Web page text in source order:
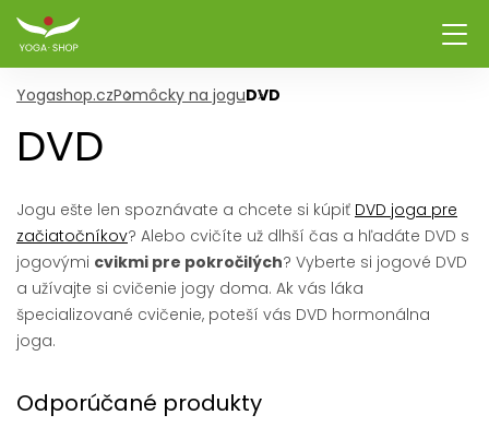
Yogashop.czPomôcky na joguDVD
DVD
Jogu ešte len spoznávate a chcete si kúpiť DVD joga pre
začiatočníkov? Alebo cvičíte už dlhší čas a hľadáte DVD s
jogovými cvikmi pre pokročilých? Vyberte si jogové DVD
a užívajte si cvičenie jogy doma. Ak vás láka
špecializované cvičenie, poteší vás DVD hormonálna
joga.
Odporúčané produkty